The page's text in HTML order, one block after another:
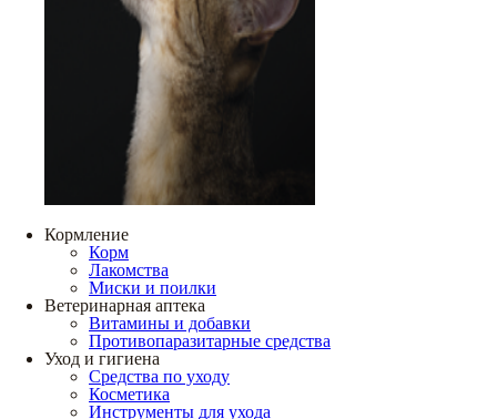
Кормление
Корм
Лакомства
Миски и поилки
Ветеринарная аптека
Витамины и добавки
Противопаразитарные средства
Уход и гигиена
Средства по уходу
Косметика
Инструменты для ухода